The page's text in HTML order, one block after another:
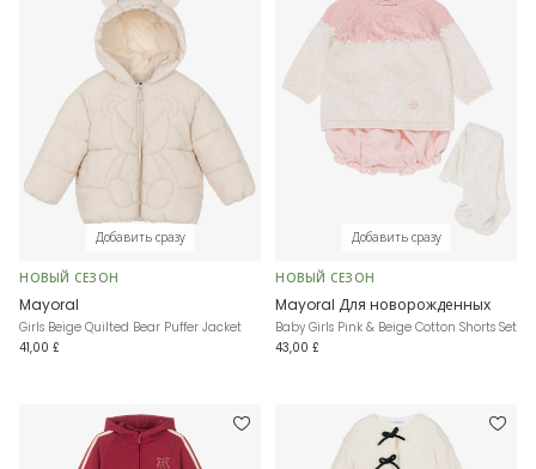
Добавить сразу
НОВЫЙ СЕЗОН
Mayoral
Girls Beige Quilted Bear Puffer Jacket
41,00 £
Добавить сразу
НОВЫЙ СЕЗОН
Mayoral Для новорожденных
Baby Girls Pink & Beige Cotton Shorts Set
43,00 £